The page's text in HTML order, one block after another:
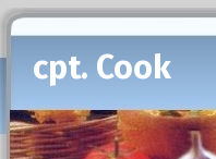
cpt. Cook